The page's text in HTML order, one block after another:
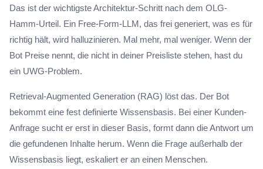
Das ist der wichtigste Architektur-Schritt nach dem OLG-
Hamm-Urteil. Ein Free-Form-LLM, das frei generiert, was es für
richtig hält, wird halluzinieren. Mal mehr, mal weniger. Wenn der
Bot Preise nennt, die nicht in deiner Preisliste stehen, hast du
ein UWG-Problem.
Retrieval-Augmented Generation (RAG) löst das. Der Bot
bekommt eine fest definierte Wissensbasis. Bei einer Kunden-
Anfrage sucht er erst in dieser Basis, formt dann die Antwort um
die gefundenen Inhalte herum. Wenn die Frage außerhalb der
Wissensbasis liegt, eskaliert er an einen Menschen.